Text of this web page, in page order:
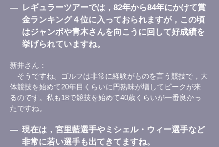
― レギュラーツアーでは，82年から84年にかけて賞
金ランキング４位に入っておられますが，この頃
はジャンボや青木さんを向こうに回して好成績を
挙げられていますね。
新井さん
そうですね。ゴルフは非常に経験がものを言う競技で，大
体競技を始めて20年目くらいに円熟味が増してピークが来
るのです。私も18で競技を始めて40歳くらいが一番良かっ
たですね。
― 現在は，宮里藍選手やミシェル・ウィー選手など
非常に若い選手も出てきてますね。